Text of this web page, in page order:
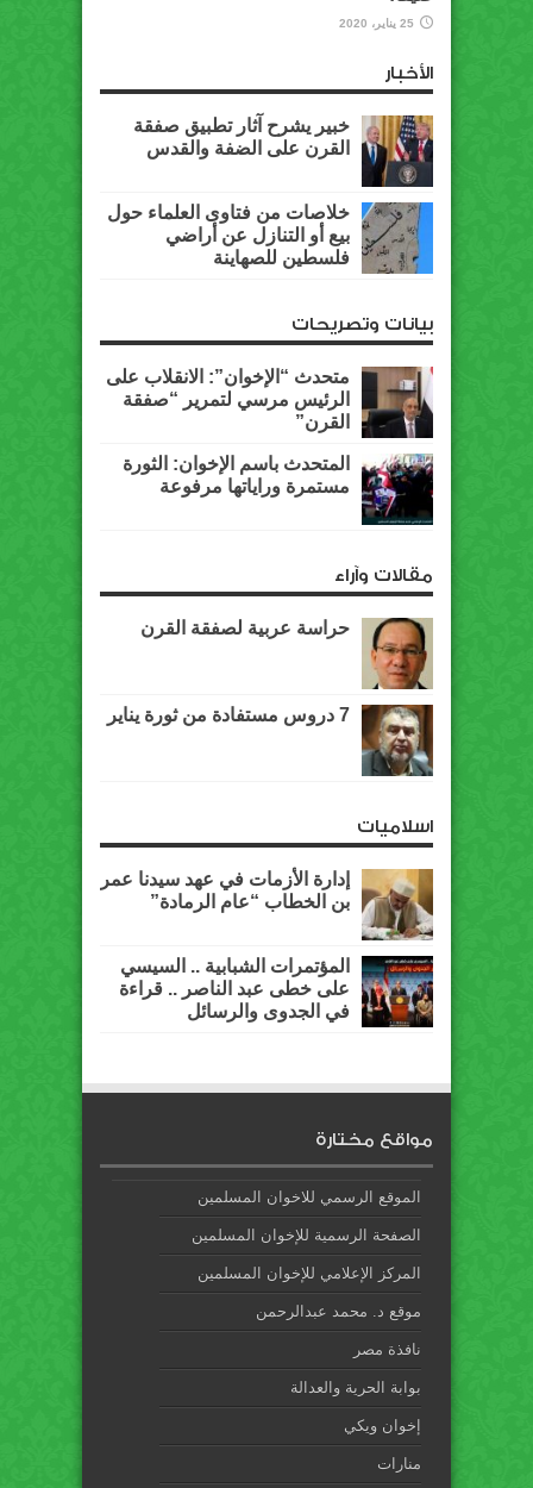
25 يناير، 2020
الأخبار
خبير يشرح آثار تطبيق صفقة
القرن على الضفة والقدس
خلاصات من فتاوى العلماء حول
بيع أو التنازل عن أراضي
فلسطين للصهاينة
بيانات وتصريحات
متحدث “الإخوان”: الانقلاب على
الرئيس مرسي لتمرير “صفقة
القرن”
المتحدث باسم الإخوان: الثورة
مستمرة وراياتها مرفوعة
مقالات وآراء
حراسة عربية لصفقة القرن
7 دروس مستفادة من ثورة يناير
اسلاميات
إدارة الأزمات في عهد سيدنا عمر
بن الخطاب “عام الرمادة”
المؤتمرات الشبابية .. السيسي
على خطى عبد الناصر .. قراءة
في الجدوى والرسائل
مواقع مختارة
الموقع الرسمي للاخوان المسلمين
الصفحة الرسمية للإخوان المسلمين
المركز الإعلامي للإخوان المسلمين
موقع د. محمد عبدالرحمن
نافذة مصر
بوابة الحرية والعدالة
إخوان ويكي
منارات